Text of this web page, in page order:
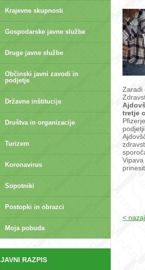
Krajevne skupnosti
Gospodarske javne službe
Druge javne službe
Občinski javni zavodi in
podjetje
Državne inštitucije
Društva in organizacije
Turizem
Koronavirus
Sopotniki
Postopki in obrazci
Moja pobuda
JAVNI RAZPIS
Zaradi
tretje
<